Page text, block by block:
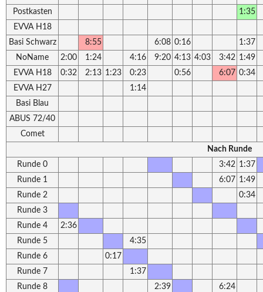
Postkasten
1:35
EVVA H18
Basi Schwarz
8:55 6:08 0:16
1:37
NoName
2:00 1:24 4:16 9:20 4:13 4:03 3:42 1:49
EVVA H18
0:32 2:13 1:23 0:23 0:56 6:07 0:34
EVVA H27
1:14
Basi Blau
ABUS 72/40
Comet
Nach Runde
Runde 0
3:42 1:37
Runde 1
6:07 1:49
Runde 2
0:34
Runde 3
Runde 4
2:36
Runde 5
4:35
Runde 6
0:17
Runde 7
1:37
Runde 8
2:39
6:24